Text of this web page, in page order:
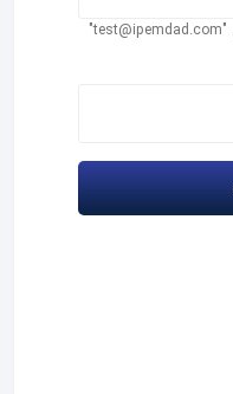
در صورتی که ایمیل ندارید، لطفاً ایمیل "test@ipemdad.com"